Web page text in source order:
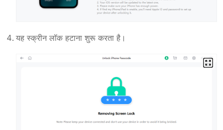
यह स्क्रीन लॉक हटाना शुरू करता है।